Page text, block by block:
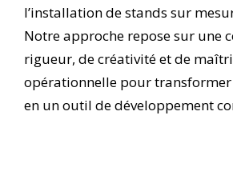
l’installation de stands sur
Notre approche repose sur une
rigueur, de créativité et de
opérationnelle pour
en un outil de développement